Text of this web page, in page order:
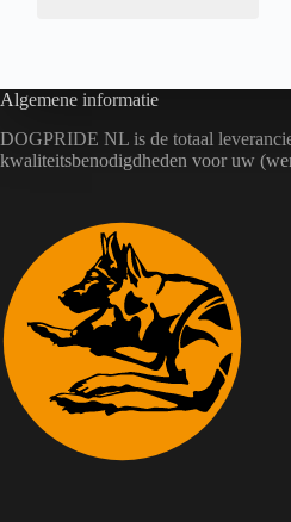
Algemene informatie
DOGPRIDE NL is de totaal
kwaliteitsbenodigdheden voor uw